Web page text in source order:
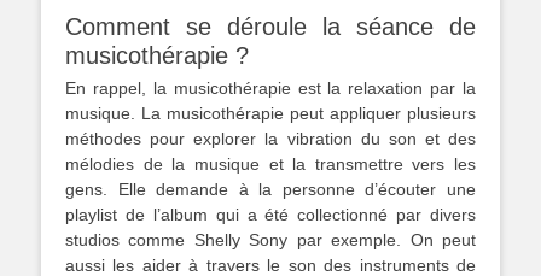
Comment se déroule la séance de
musicothérapie ?
En rappel, la musicothérapie est la relaxation par la
musique. La musicothérapie peut appliquer plusieurs
méthodes pour explorer la vibration du son et des
mélodies de la musique et la transmettre vers les
gens. Elle demande à la personne d’écouter une
playlist de l’album qui a été collectionné par divers
studios comme Shelly Sony par exemple. On peut
aussi les aider à travers le son des instruments de